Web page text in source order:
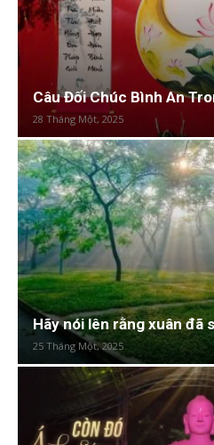
Câu Đối Chúc Bình An
28 Tháng Một, 2025
Hãy nói lên rằng xuân đã
25 Tháng Một, 2025